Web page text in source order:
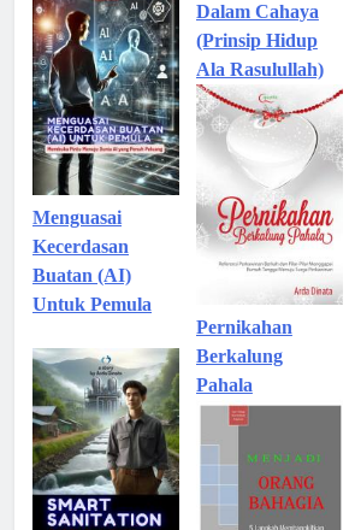
Menguasai
Kecerdasan
Buatan (AI)
Untuk Pemula
Dalam Cahaya
(Prinsip Hidup
Ala Rasulullah)
Pernikahan
Berkalung
Pahala